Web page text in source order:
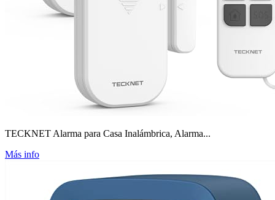
TECKNET Alarma para Casa Inalámbrica, Alarma...
Más info